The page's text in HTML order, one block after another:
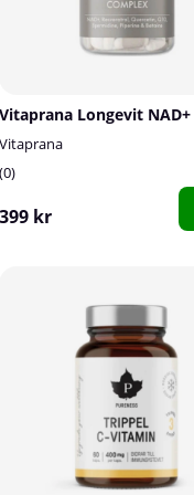
Vitaprana
0
399 kr